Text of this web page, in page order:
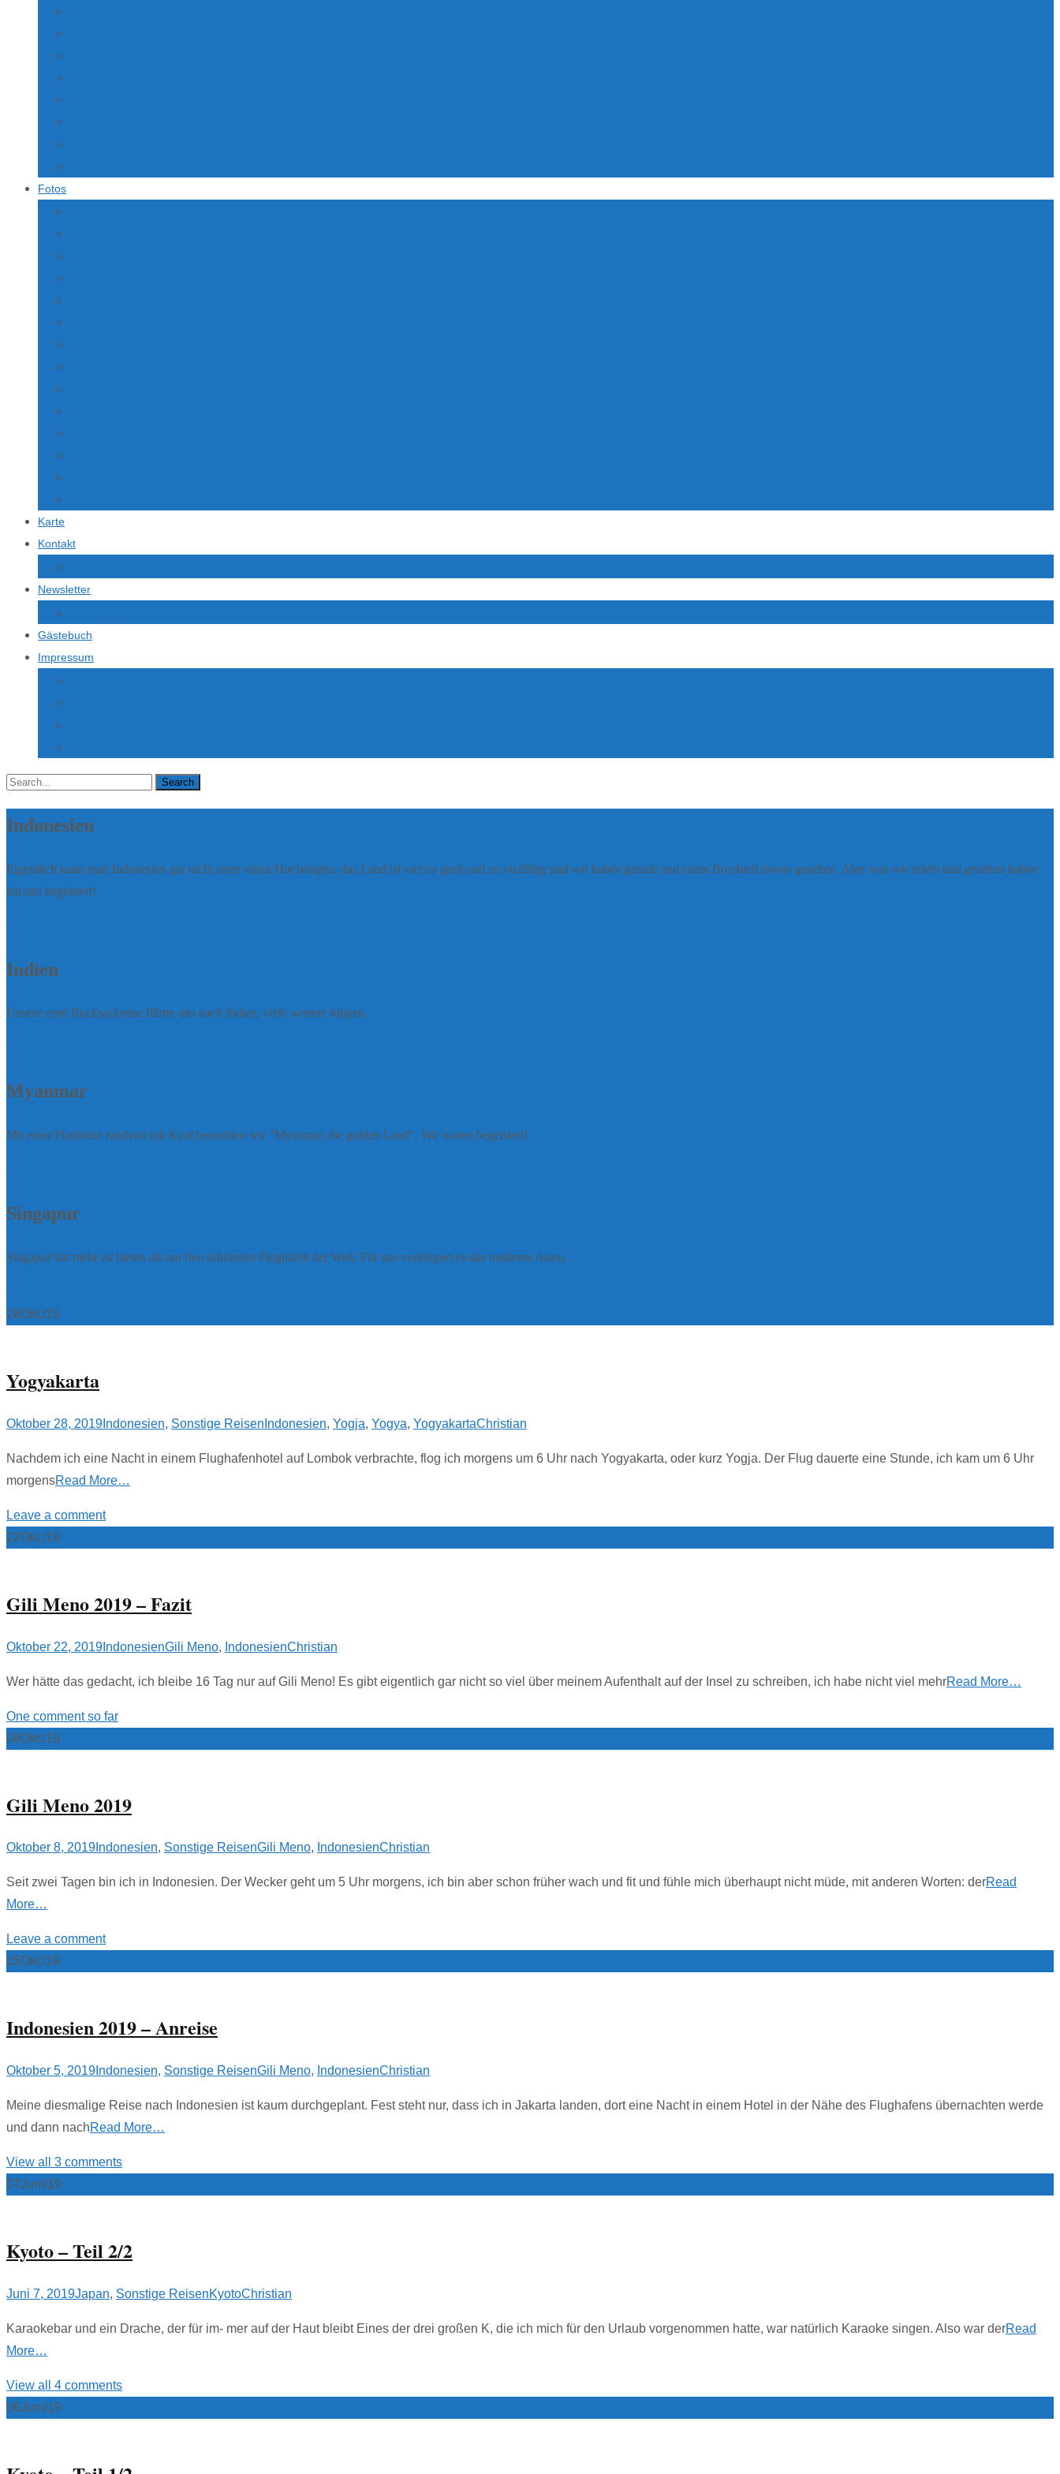
Fotos
Karte
Kontakt
Newsletter
Gästebuch
Impressum
Search
Indonesien
Eigentlich kann man Indonesien gar nicht unter einen Hut bringen, das Land ist viel zu groß und zu vielfältig und wir haben gerade mal einen Bruchteil davon gesehen. Aber was wir erlebt und gesehen haben
hat uns begeistert!
Indien
Unsere erste Rucksackreise führte uns nach Indien, viele weitere folgten.
Myanmar
Mit einer Plasiktüte randvoll mit Kyat besuchten wir "Myanmar, the golden Land". Wir waren begeistert!
Singapur
Singapur hat mehr zu bieten als nur den schönsten Flughafen der Welt. Für uns verkörpert es das moderne Asien.
28Okt./19
Yogyakarta
Oktober 28, 2019 Indonesien, Sonstige Reisen Indonesien, Yogja, Yogya, YogyakartaChristian
Nachdem ich eine Nacht in einem Flughafenhotel auf Lombok verbrachte, flog ich morgens um 6 Uhr nach Yogyakarta, oder kurz Yogja. Der Flug dauerte eine Stunde, ich kam um 6 Uhr
morgensRead More…
Leave a comment
22Okt./19
Gili Meno 2019 – Fazit
Oktober 22, 2019 IndonesienGili Meno, IndonesienChristian
Wer hätte das gedacht, ich bleibe 16 Tag nur auf Gili Meno! Es gibt eigentlich gar nicht so viel über meinem Aufenthalt auf der Insel zu schreiben, ich habe nicht viel mehrRead More…
One comment so far
08Okt./19
Gili Meno 2019
Oktober 8, 2019 Indonesien, Sonstige ReisenGili Meno, IndonesienChristian
Seit zwei Tagen bin ich in Indonesien. Der Wecker geht um 5 Uhr morgens, ich bin aber schon früher wach und fit und fühle mich überhaupt nicht müde, mit anderen Worten: derRead
More…
Leave a comment
05Okt./19
Indonesien 2019 – Anreise
Oktober 5, 2019 Indonesien, Sonstige ReisenGili Meno, IndonesienChristian
Meine diesmalige Reise nach Indonesien ist kaum durchgeplant. Fest steht nur, dass ich in Jakarta landen, dort eine Nacht in einem Hotel in der Nähe des Flughafens übernachten werde
und dann nachRead More…
View all 3 comments
07Juni/19
Kyoto – Teil 2/2
Juni 7, 2019Japan, Sonstige ReisenKyotoChristian
Karaokebar und ein Drache, der für im- mer auf der Haut bleibt Eines der drei großen K, die ich mich für den Urlaub vorgenommen hatte, war natürlich Karaoke singen. Also war derRead
More…
View all 4 comments
06Juni/19